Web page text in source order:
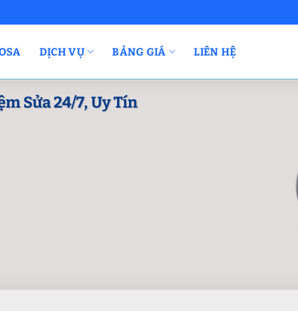
DỊCH VỤ BẢNG GIÁ LIÊN HỆ
Sửa 24/7, Uy Tín